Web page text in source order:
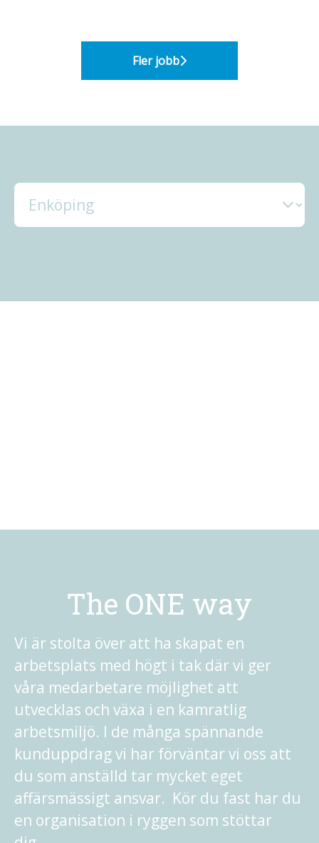
Fler jobb
The ONE way
Vi är stolta över att ha skapat en
arbetsplats med högt i tak där vi ger
våra medarbetare möjlighet att
utvecklas och växa i en kamratlig
arbetsmiljö. I de många spännande
kunduppdrag vi har förväntar vi oss att
du som anställd tar mycket eget
affärsmässigt ansvar. Kör du fast har du
en organisation i ryggen som stöttar